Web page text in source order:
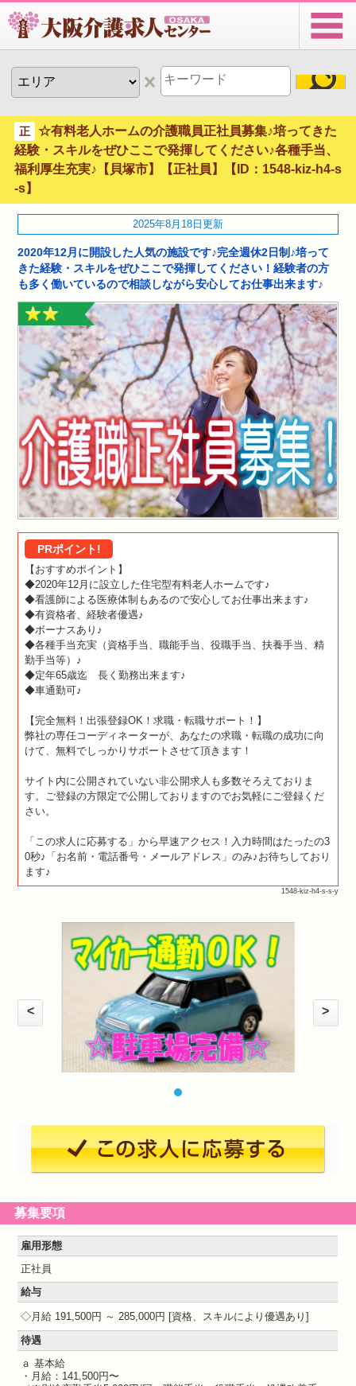
正
☆有料老人ホームの介護職員正社員募集♪培ってきた
経験・スキルをぜひここで発揮してください♪各種手当、
福利厚生充実♪【貝塚市】【正社員】【ID：1548-kiz-h4-s
-s】
2025年8月18日更新
2020年12月に開設した人気の施設です♪完全週休2日制♪培って
きた経験・スキルをぜひここで発揮してください！経験者の方
も多く働いているので相談しながら安心してお仕事出来ます♪
PRポイント!
【おすすめポイント】
◆2020年12月に設立した住宅型有料老人ホームです♪
◆看護師による医療体制もあるので安心してお仕事出来ます♪
◆有資格者、経験者優遇♪
◆ボーナスあり♪
◆各種手当充実（資格手当、職能手当、役職手当、扶養手当、精
勤手当等）♪
◆定年65歳迄 長く勤務出来ます♪
◆車通勤可♪
【完全無料！出張登録OK！求職・転職サポート！】
弊社の専任コーディネーターが、あなたの求職・転職の成功に向
けて、無料でしっかりサポートさせて頂きます！
サイト内に公開されていない非公開求人も多数そろえておりま
す。ご登録の方限定で公開しておりますのでお気軽にご登録くだ
さい。
「この求人に応募する」から早速アクセス！入力時間はたったの3
0秒♪「お名前・電話番号・メールアドレス」のみ♪お待ちしており
ます♪
1548-kiz-h4-s-s-y
< >
募集要項
雇用形態
正社員
給与
月給 191,500円 ～ 285,000円
資格、スキルにより優遇あり
待遇
ａ 基本給
・月給：141,500円〜